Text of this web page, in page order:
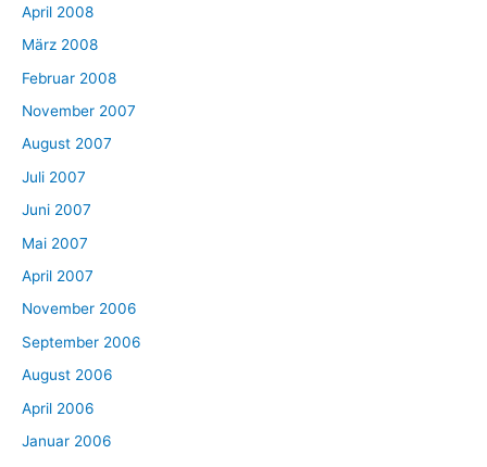
April 2008
März 2008
Februar 2008
November 2007
August 2007
Juli 2007
Juni 2007
Mai 2007
April 2007
November 2006
September 2006
August 2006
April 2006
Januar 2006